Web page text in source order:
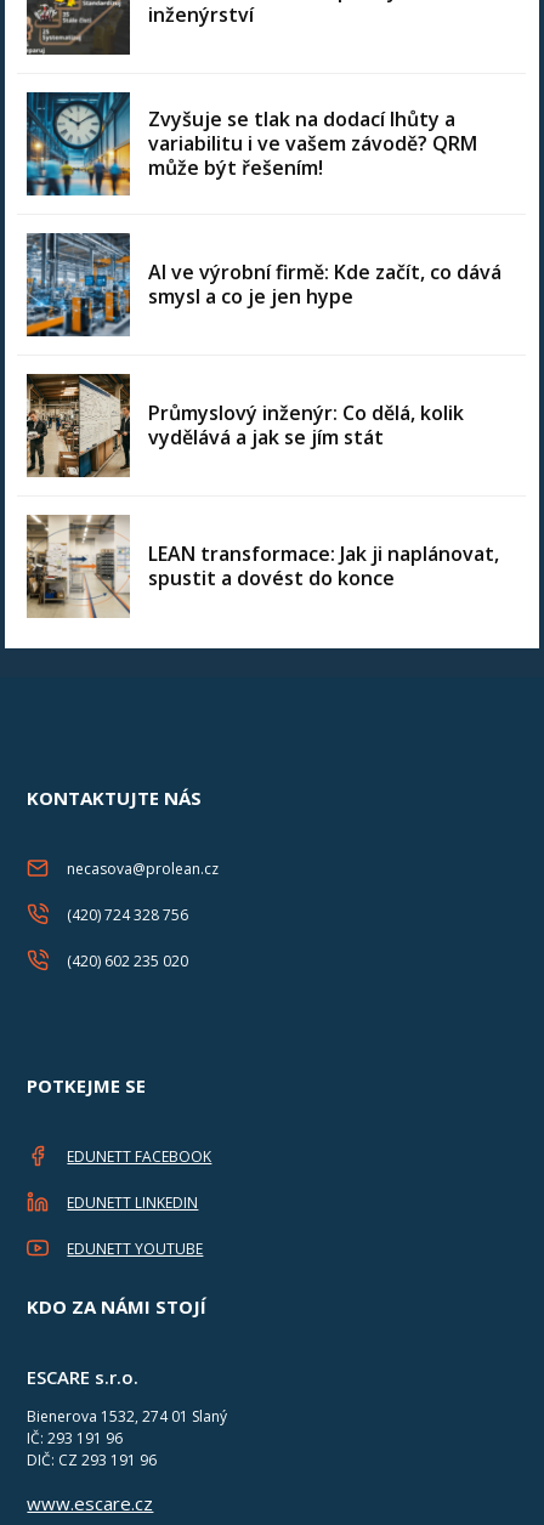
inženýrství
Zvyšuje se tlak na dodací lhůty a
variabilitu i ve vašem závodě? QRM
může být řešením!
AI ve výrobní firmě: Kde začít, co dává
smysl a co je jen hype
Průmyslový inženýr: Co dělá, kolik
vydělává a jak se jím stát
LEAN transformace: Jak ji naplánovat,
spustit a dovést do konce
KONTAKTUJTE NÁS
necasova@prolean.cz
(420) 724 328 756
(420) 602 235 020
POTKEJME SE
EDUNETT FACEBOOK
EDUNETT LINKEDIN
EDUNETT YOUTUBE
KDO ZA NÁMI STOJÍ
ESCARE s.r.o.
Bienerova 1532, 274 01 Slaný
IČ: 293 191 96
DIČ: CZ 293 191 96
www.escare.cz